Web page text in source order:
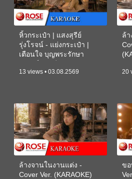
หิ้วกระเป๋า | แสงสุรีย์
รุ่งโรจน์ - แย่งกระเป๋า |
เตือนใจ บุญพระรักษา
13 views • 03.08.2569
ล้
20
ล้างจานในงานแต่ง -
Cover Ver. (KARAOKE)
ข